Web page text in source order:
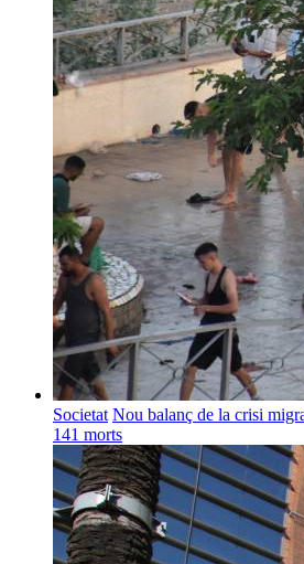
Societat Nou balanç de la crisi
141 morts